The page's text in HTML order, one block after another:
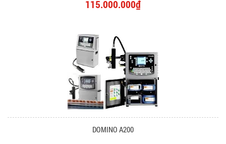
115.000.000₫
DOMINO A200